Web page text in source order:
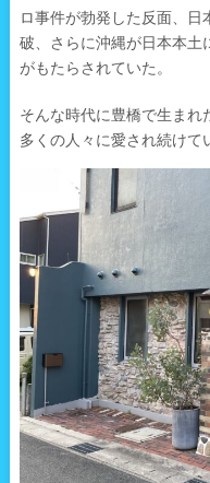
ロ事件が勃発した反面、
破、さらに沖縄が日本本土
がもたらされていた。
そんな時代に豊橋で生まれ
多くの人々に愛され続けて